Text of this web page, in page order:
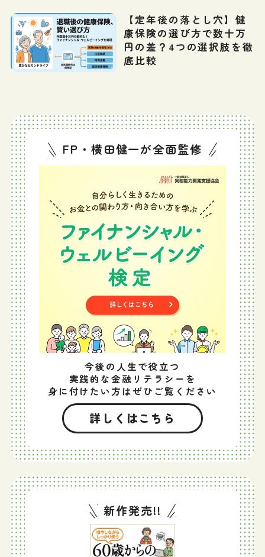
【定年後の落とし穴】健
康保険の選び方で数十万
円の差？4つの選択肢を徹
底比較
FP・横田健一が全面監修
今後の人生で役立つ
実践的な金融リテラシーを
身に付けたい方はぜひご覧ください
詳しくはこちら
新作発売!!